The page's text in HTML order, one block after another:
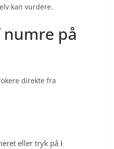
kan vurdere.
på
direkte fra
eller tryk på i